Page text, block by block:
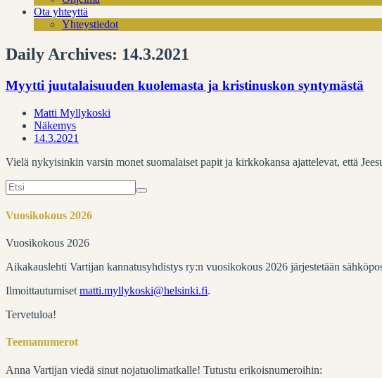
Ota yhteyttä
Yhteystiedot
Daily Archives: 14.3.2021
Myytti juutalaisuuden kuolemasta ja kristinuskon syntymästä
Matti Myllykoski
Näkemys
14.3.2021
Vielä nykyisinkin varsin monet suomalaiset papit ja kirkkokansa ajattelevat, että
Search
for:
Vuosikokous 2026
Vuosikokous 2026
Aikakauslehti Vartijan kannatusyhdistys ry:n vuosikokous 2026 järjestetään
Ilmoittautumiset matti.myllykoski@helsinki.fi.
Tervetuloa!
Teemanumerot
Anna Vartijan viedä sinut nojatuolimatkalle! Tutustu erikoisnumeroihin: